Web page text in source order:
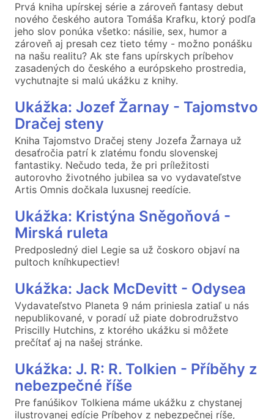
Prvá kniha upírskej série a zároveň fantasy debut
nového českého autora Tomáša Krafku, ktorý podľa
jeho slov ponúka všetko: násilie, sex, humor a
zároveň aj presah cez tieto témy - možno ponášku
na našu realitu? Ak ste fans upírskych príbehov
zasadených do českého a európskeho prostredia,
vychutnajte si malú ukážku z knihy.
Ukážka: Jozef Žarnay - Tajomstvo
Dračej steny
Kniha Tajomstvo Dračej steny Jozefa Žarnaya už
desaťročia patrí k zlatému fondu slovenskej
fantastiky. Nečudo teda, že pri príležitosti
autorovho životného jubilea sa vo vydavateľstve
Artis Omnis dočkala luxusnej reedície.
Ukážka: Kristýna Sněgoňová -
Mirská ruleta
Predposledný diel Legie sa už čoskoro objaví na
pultoch kníhkupectiev!
Ukážka: Jack McDevitt - Odysea
Vydavateľstvo Planeta 9 nám priniesla zatiaľ u nás
nepublikované, v poradí už piate dobrodružstvo
Priscilly Hutchins, z ktorého ukážku si môžete
prečítať aj na našej stránke.
Ukážka: J. R: R. Tolkien - Příběhy z
nebezpečné říše
Pre fanúšikov Tolkiena máme ukážku z chystanej
ilustrovanej edície Príbehov z nebezpečnej ríše,